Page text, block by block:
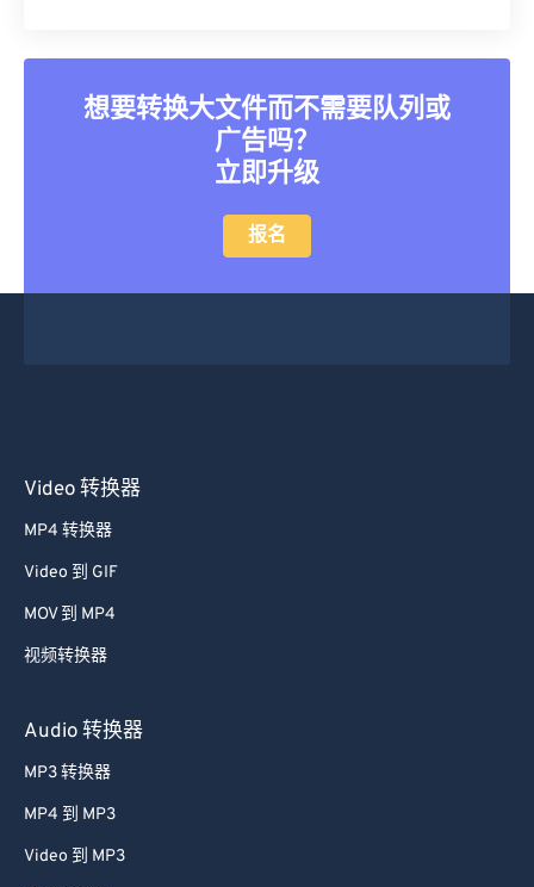
想要转换大文件而不需要队列或
广告吗？
立即升级
报名
Video 转换器
MP4 转换器
Video 到 GIF
MOV 到 MP4
视频转换器
Audio 转换器
MP3 转换器
MP4 到 MP3
Video 到 MP3